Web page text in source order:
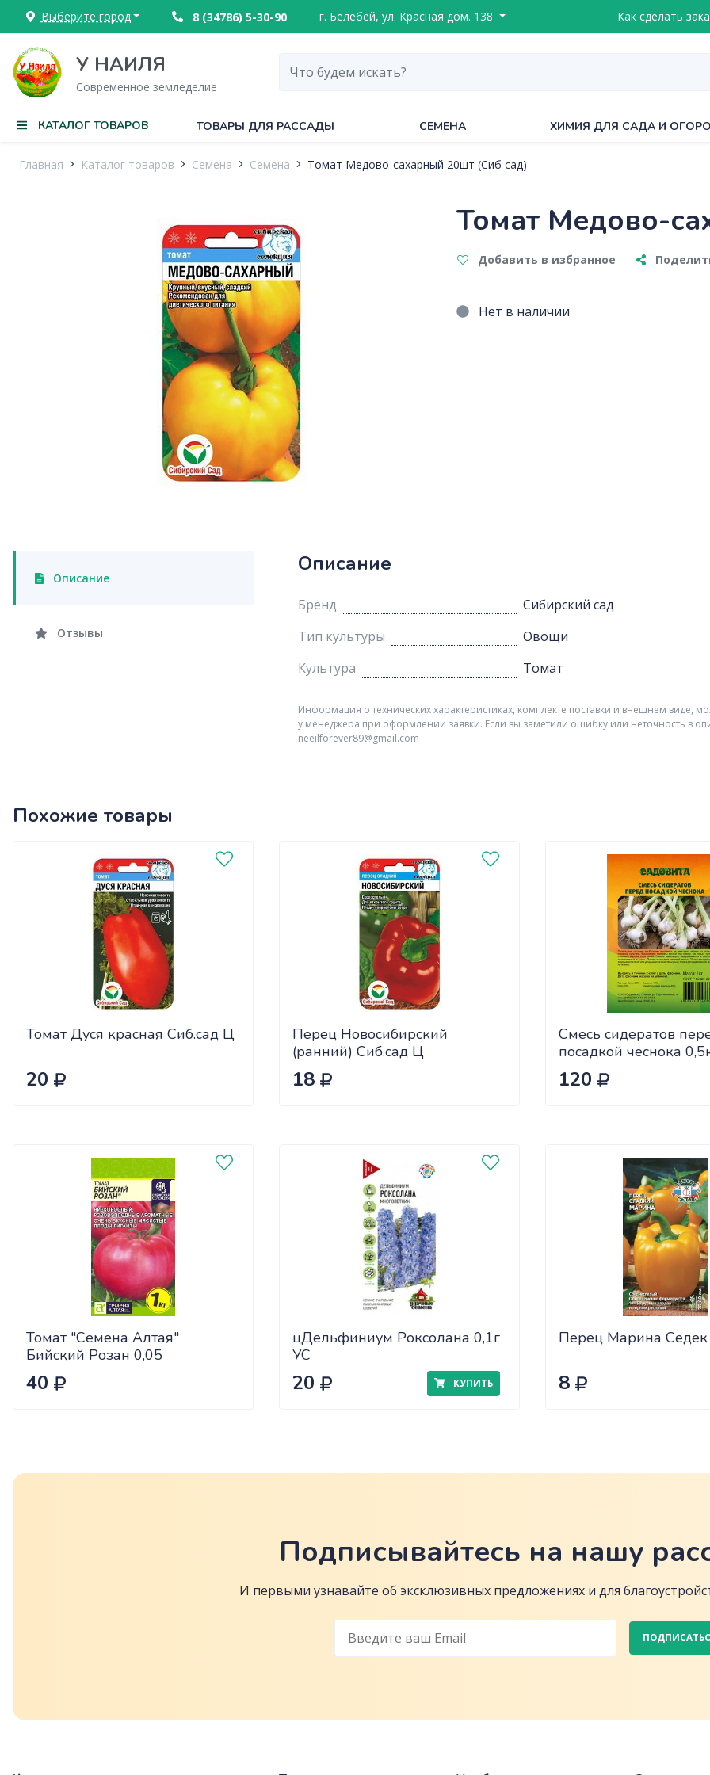
Выберите город 8 (34786) 5-30-90 г. Белебей, ул. Красная дом. 138 Как сделать
У НАИЛЯ
Современное земледелие
КАТАЛОГ ТОВАРОВ ТОВАРЫ ДЛЯ РАССАДЫ СЕМЕНА ХИМИЯ ДЛЯ САДА И
Главная Каталог товаров Семена Семена Томат Медово-сахарный 20шт (Сиб сад)
Томат Медово-
Добавить в избранное
Нет в наличии
Описание
Отзывы
Описание
Бренд
Сибирский сад
Тип культуры
Овощи
Культура
Томат
Информация о технических характеристиках, комплекте поставки и внешнем виде,
у менеджера при оформлении заявки. Если вы заметили ошибку или неточность в
neeilforever89@gmail.com
Похожие товары
Томат Дуся красная Сиб.сад Ц
20
Перец Новосибирский
(ранний) Сиб.сад Ц
18
Смесь сидератов
посадкой чеснока
САДОВИТА (25/30)
120
Томат "Семена Алтая"
Бийский Розан 0,05
40
цДельфиниум Роксолана 0,1г
УС
20 КУПИТЬ
Перец Марина
8
Подписывайтесь на нашу
И первыми узнавайте об эксклюзивных предложениях и для